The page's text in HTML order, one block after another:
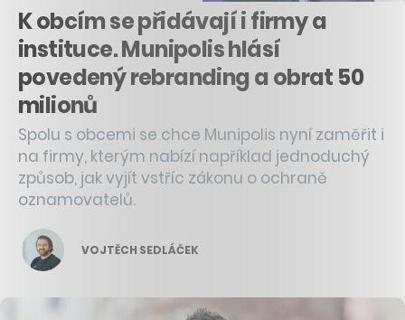
K obcím se přidávají i firmy a
instituce. Munipolis hlásí
povedený rebranding a obrat 50
milionů
Spolu s obcemi se chce Munipolis nyní zaměřit i
na firmy, kterým nabízí například jednoduchý
způsob, jak vyjít vstříc zákonu o ochraně
oznamovatelů.
VOJTĚCH SEDLÁČEK